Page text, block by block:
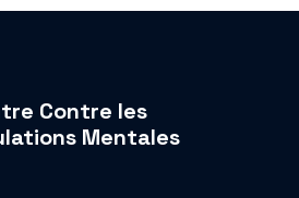
Contre les
Mentales